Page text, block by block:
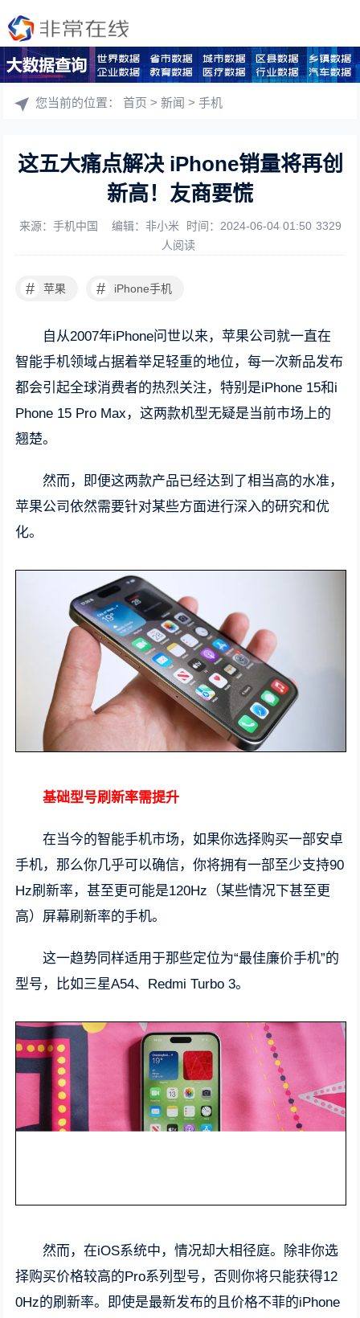
您当前的位置：首页 >新闻 >手机
这五大痛点解决 iPhone销量将再创
新高！友商要慌
来源：手机中国 编辑：非小米 时间：2024-06-04 01:50 3329
人阅读
# 苹果 # iPhone手机
自从2007年iPhone问世以来，苹果公司就一直在
智能手机领域占据着举足轻重的地位，每一次新品发布
都会引起全球消费者的热烈关注，特别是iPhone 15和i
Phone 15 Pro Max，这两款机型无疑是当前市场上的
翘楚。
然而，即便这两款产品已经达到了相当高的水准，
苹果公司依然需要针对某些方面进行深入的研究和优
化。
基础型号刷新率需提升
在当今的智能手机市场，如果你选择购买一部安卓
手机，那么你几乎可以确信，你将拥有一部至少支持90
Hz刷新率，甚至更可能是120Hz（某些情况下甚至更
高）屏幕刷新率的手机。
这一趋势同样适用于那些定位为“最佳廉价手机”的
型号，比如三星A54、Redmi Turbo 3。
然而，在iOS系统中，情况却大相径庭。除非你选
择购买价格较高的Pro系列型号，否则你将只能获得12
0Hz的刷新率。即使是最新发布的且价格不菲的iPhone